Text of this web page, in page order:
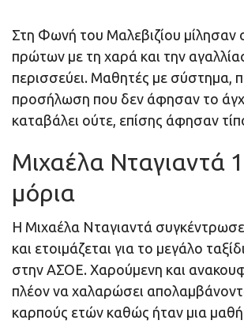
Στη Φωνή του Μαλεβιζίου μίλησαν
πρώτων με τη χαρά και την
περισσεύει. Μαθητές με σύστημα,
προσήλωση που δεν άφησαν το
καταβάλει ούτε, επίσης άφησαν
Μιχαέλα Νταγιαντά
μόρια
Η Μιχαέλα Νταγιαντά
και ετοιμάζεται για το μεγάλο
στην ΑΣΟΕ. Χαρούμενη και
πλέον να χαλαρώσει
καρπούς ετών καθώς ήταν μια